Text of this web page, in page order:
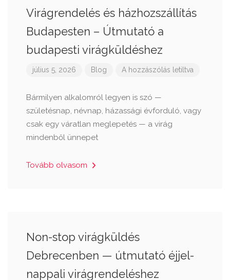
Virágrendelés és házhozszállítás
Budapesten – Útmutató a
budapesti virágküldéshez
július 5, 2026 Blog A hozzászólás letiltva
Bármilyen alkalomról legyen is szó —
születésnap, névnap, házassági évforduló, vagy
csak egy váratlan meglepetés — a virág
mindenből ünnepet
Tovább olvasom
Non-stop virágküldés
Debrecenben — útmutató éjjel-
nappali virágrendeléshez